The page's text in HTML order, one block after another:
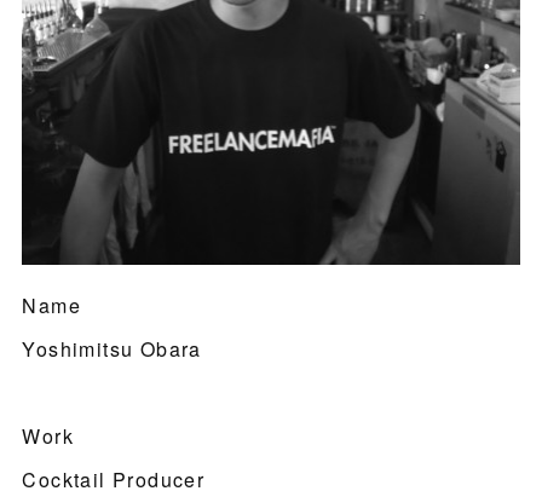
Name
Yoshimitsu Obara
Work
Cocktail Producer